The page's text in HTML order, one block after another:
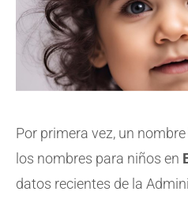
Por primera vez, un
los nombres para niños en
datos recientes de la